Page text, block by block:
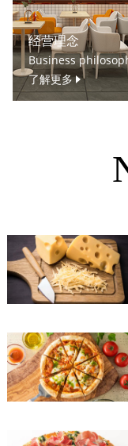
经营理念
Business
了解更多